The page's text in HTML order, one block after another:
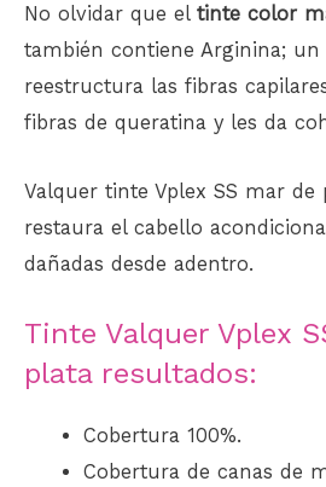
No olvidar que el tinte color
también contiene Arginina; un
reestructura las fibras
fibras de queratina y les da
Valquer tinte Vplex SS mar de
restaura el cabello
dañadas desde adentro.
Tinte Valquer Vplex
plata resultados:
Cobertura 100%.
Cobertura de canas de